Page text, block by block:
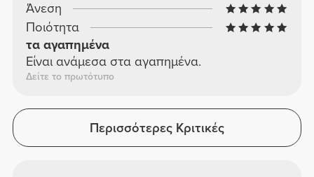
Άνεση
Ποιότητα
τα αγαπημένα
Είναι ανάμεσα στα αγαπημένα.
Δείτε το πρωτότυπο
Περισσότερες Κριτικές